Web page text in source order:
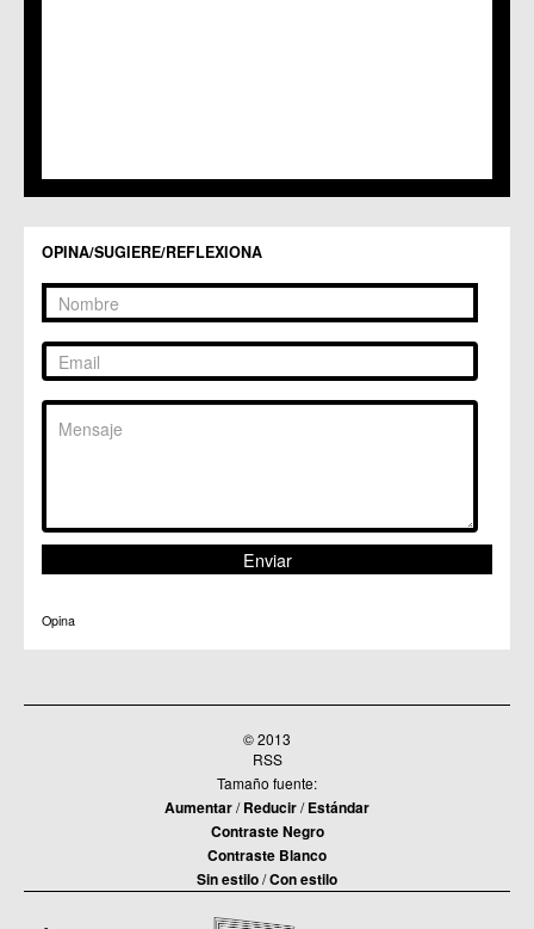
OPINA/SUGIERE/REFLEXIONA
Opina
© 2013
RSS
Tamaño fuente:
Aumentar/Reducir/Estándar
Contraste Negro
Contraste Blanco
Sin estilo/Con estilo